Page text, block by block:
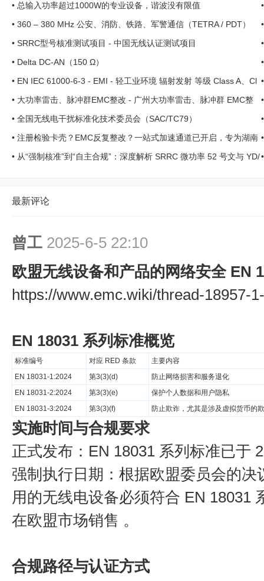
• 总输入功率超过1000W的专业设备，谐波没有限值
• 360 – 380 MHz 公安、消防、铁路、军警通信（TETRA / PDT）
• SRRC型号核准测试项目 - 中国无线认证测试项目
• Delta DC-AN（150 Ω）
• EN IEC 61000-6-3 - EMI - 轻工业环境 辐射发射 等级 Class A、Cl
ass B
• 大功率雷击、脉冲群EMC整改 - 广州大功率雷击、脉冲群 EMC整
改 ... ...
• 全国无线电干扰标准化技术委员会（SAC/TC79）
• 注册检验卡壳？EMC反复整改？一站式加速通道已开启，专为湖南
医疗器械企业提速上市！ ...
• 从“强制核准”到“自主合规”：深度解析 SRRC 微功率 52 号文与 YD/
最新评论
曾工 2025-6-5 22:10
欧盟无线设备和产品的网络安全 EN
https://www.emc.wiki/thread-18957-
EN 18031 系列标准概览
标准编号 对应 RED 条款
主要内容
EN 18031-1:2024
第3(3)(d)
防止网络损害和服务退化
EN 18031-2:2024
第3(3)(e)
保护个人数据和用户隐私
EN 18031-3:2024
第3(3)(f) 防止欺诈，尤其是涉及虚拟货币的
实施时间与合规要求
正式发布：​EN 18031 系列标准已于
强制执行日期：​根据欧盟委员会的
用的无线电设备必须符合 EN 18031
在欧盟市场销售 。
合规路径与认证方式